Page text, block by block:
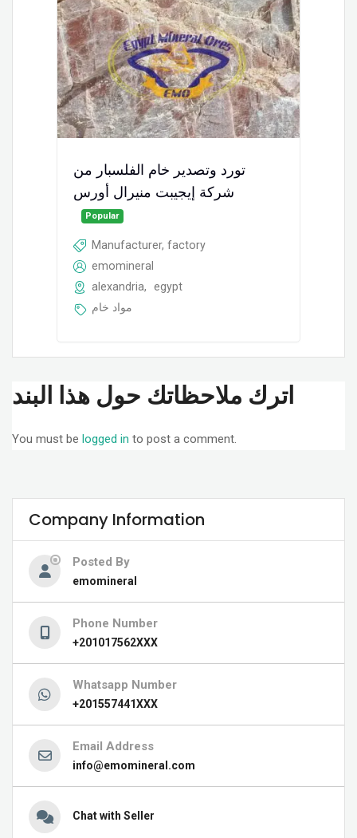
تورد وتصدير خام الفلسبار من
شركة إيجيبت منيرال أورس
Popular
Manufacturer, factory
emomineral
alexandria,
egypt
مواد خام
اترك ملاحظاتك حول هذا البند
You must be logged in to post a comment.
Company Information
Posted By
emomineral
Phone Number
+201017562XXX
Whatsapp Number
+201557441XXX
Email Address
info@emomineral.com
Chat with Seller